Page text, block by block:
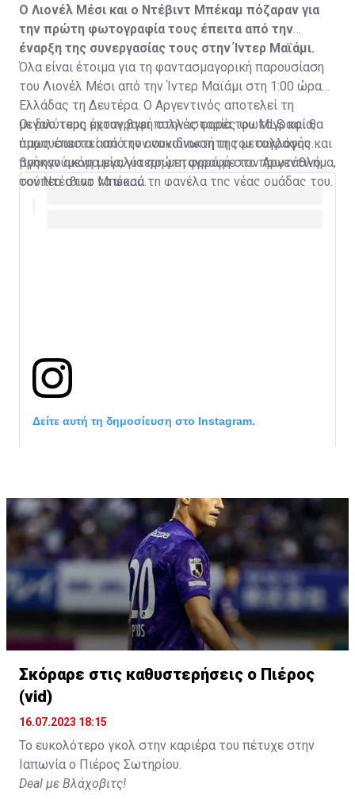
Ο Λιονέλ Μέσι και ο Ντέβιντ Μπέκαμ πόζαραν για
την πρώτη φωτογραφία τους έπειτα από την
έναρξη της συνεργασίας τους στην Ίντερ Μαϊάμι.
Όλα είναι έτοιμα για τη φαντασμαγορική παρουσίαση
του Λιονέλ Μέσι από την Ίντερ Μαϊάμι στη 1:00 ώρα
Ελλάδας τη Δευτέρα. Ο Αργεντινός αποτελεί τη
μεγαλύτερη μεταγραφή στην ιστορία του MLS και θα
παρουσιαστεί από τον συνιδιοκτήτη του συλλόγου και
προηγούμενη μεγαλύτερη μεταγραφή στο πρωτάθλημα,
τον Ντέιβιντ Μπέκαμ.
Οι δυο τους έχουν βγει πολλές φορές φωτογραφία,
όμως έπειτα από την ανακοίνωση της μεταγραφής
βγήκαν ακόμα μία, για πρώτη φορά με τον Αργεντινό
σούπερ σταρ να φορά τη φανέλα της νέας ομάδας του.
Δείτε αυτή τη δημοσίευση στο Instagram.
Σκόραρε στις καθυστερήσεις ο Πιέρος
(vid)
16.07.2023 18:15
Το ευκολότερο γκολ στην καριέρα του πέτυχε στην
Ιαπωνία ο Πιέρος Σωτηρίου.
Deal με Βλάχοβιτς!